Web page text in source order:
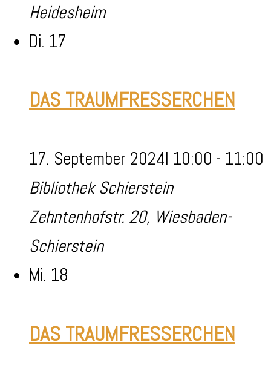
Heidesheim
Di. 17
DAS TRAUMFRESSERCHEN
17. September 2024I 10:00 - 11:00
Bibliothek Schierstein
Zehntenhofstr. 20, Wiesbaden-
Schierstein
Mi. 18
DAS TRAUMFRESSERCHEN